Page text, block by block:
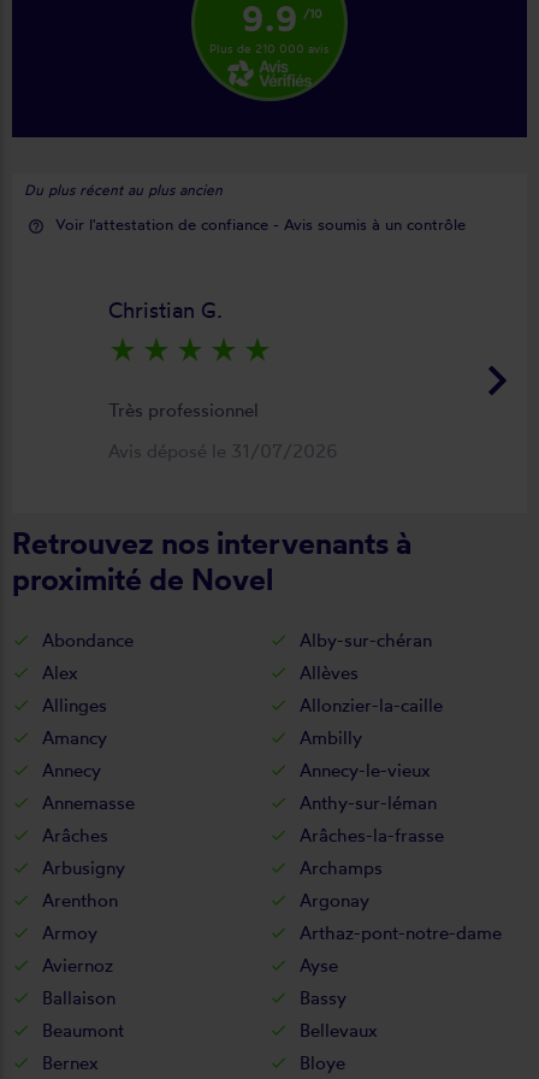
9.9 /10
Plus de 210 000 avis
Du plus récent au plus ancien
help_outline Voir l'attestation de confiance - Avis soumis à un contrôle
keyboard_arrow_right
Christian G.
star_rate star_rate star_rate star_rate star_rate
Très professionnel
Avis déposé le 31/07/2026
Retrouvez nos intervenants à
proximité de Novel
Abondance
Alby-sur-chéran
Alex
Allèves
Allinges
Allonzier-la-caille
Amancy
Ambilly
Annecy
Annecy-le-vieux
Annemasse
Anthy-sur-léman
Arâches
Arâches-la-frasse
Arbusigny
Archamps
Arenthon
Argonay
Armoy
Arthaz-pont-notre-dame
Aviernoz
Ayse
Ballaison
Bassy
Beaumont
Bellevaux
Bernex
Bloye